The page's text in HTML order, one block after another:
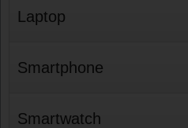
Laptop
Smartphone
Smartwatch